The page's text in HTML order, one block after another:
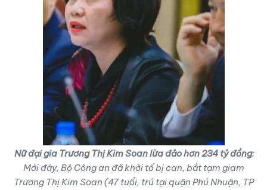
Nữ đại gia Trương Thị Kim Soan lừa đảo hơn 234 tỷ đồng:
Mới đây, Bộ Công an đã khởi tố bị can, bắt tạm giam
Trương Thị Kim Soan (47 tuổi, trú tại quận Phú Nhuận, TP